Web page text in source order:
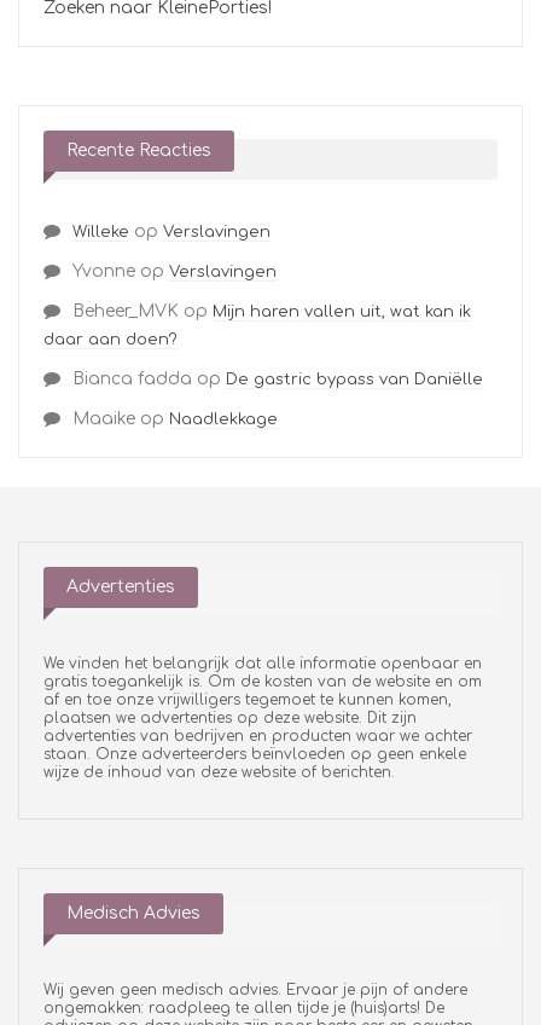
Zoeken naar KleinePorties!
Recente Reacties
Willeke op Verslavingen
Yvonne op Verslavingen
Beheer_MVK op Mijn haren vallen uit, wat kan ik
daar aan doen?
Bianca fadda op De gastric bypass van Daniëlle
Maaike op Naadlekkage
Advertenties
We vinden het belangrijk dat alle informatie openbaar en
gratis toegankelijk is. Om de kosten van de website en om
af en toe onze vrijwilligers tegemoet te kunnen komen,
plaatsen we advertenties op deze website. Dit zijn
advertenties van bedrijven en producten waar we achter
staan. Onze adverteerders beïnvloeden op geen enkele
wijze de inhoud van deze website of berichten.
Medisch Advies
Wij geven geen medisch advies. Ervaar je pijn of andere
ongemakken: raadpleeg te allen tijde je (huis)arts! De